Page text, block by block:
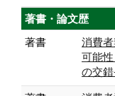
著書・論文歴
著書
消費
可能
の交